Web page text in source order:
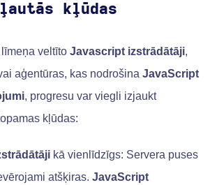
kļūdas
veltīto Javascript izstrādātāji,
aģentūras, kas nodrošina JavaScript
, progresu var viegli izjaukt
kļūdas:
kā vienlīdzīgs: Servera puses
atšķiras. JavaScript